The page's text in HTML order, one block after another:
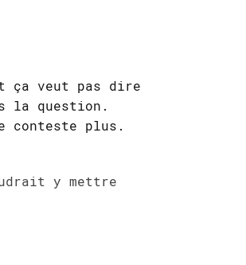
ça veut pas dire
la question.
conteste plus.
y mettre